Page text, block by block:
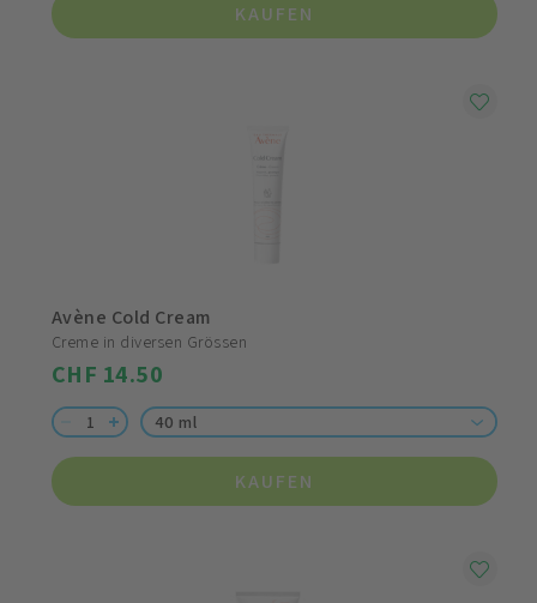
KAUFEN
Avène Cold Cream
Creme in diversen Grössen
CHF 14.50
40 ml
KAUFEN